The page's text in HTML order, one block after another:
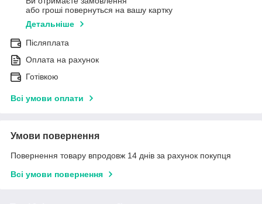
або гроші повернуться на вашу картку
Детальніше
Післяплата
Оплата на рахунок
Готівкою
Всі умови оплати
Умови повернення
Повернення товару впродовж 14 днів за рахунок покупця
Всі умови повернення